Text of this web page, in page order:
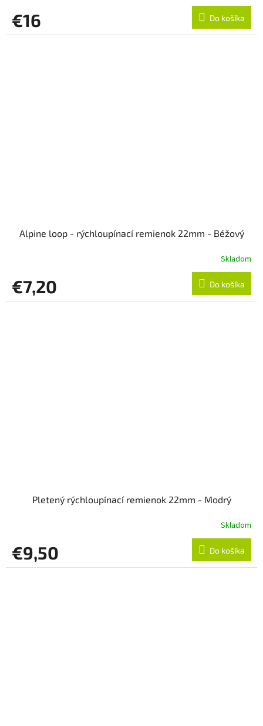
€16 Do košíka
Alpine loop - rýchloupínací remienok 22mm - Béžový
Skladom
€7,20 Do košíka
Pletený rýchloupínací remienok 22mm - Modrý
Skladom
€9,50 Do košíka